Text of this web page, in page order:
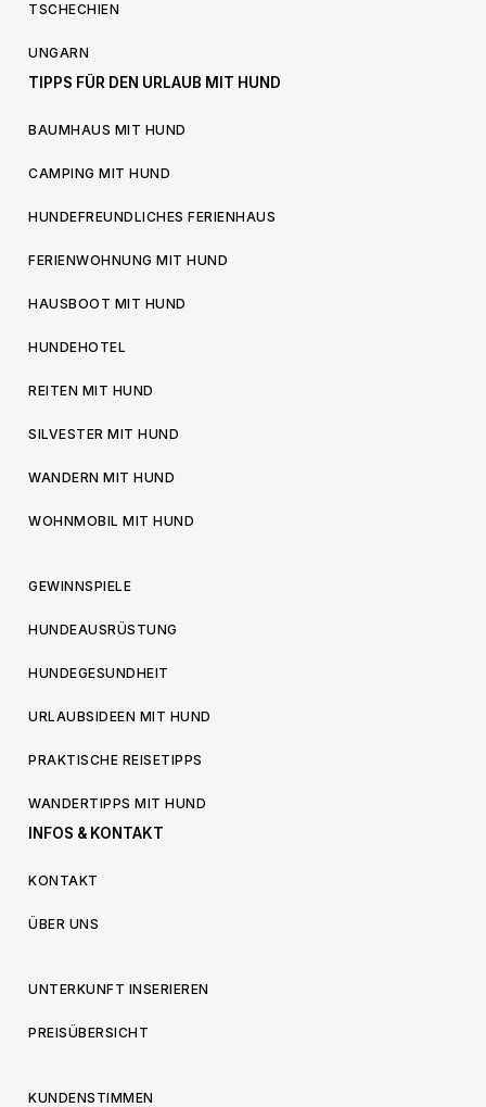
TSCHECHIEN
UNGARN
TIPPS FÜR DEN URLAUB MIT HUND
BAUMHAUS MIT HUND
CAMPING MIT HUND
HUNDEFREUNDLICHES FERIENHAUS
FERIENWOHNUNG MIT HUND
HAUSBOOT MIT HUND
HUNDEHOTEL
REITEN MIT HUND
SILVESTER MIT HUND
WANDERN MIT HUND
WOHNMOBIL MIT HUND
GEWINNSPIELE
HUNDEAUSRÜSTUNG
HUNDEGESUNDHEIT
URLAUBSIDEEN MIT HUND
PRAKTISCHE REISETIPPS
WANDERTIPPS MIT HUND
INFOS & KONTAKT
KONTAKT
ÜBER UNS
UNTERKUNFT INSERIEREN
PREISÜBERSICHT
KUNDENSTIMMEN